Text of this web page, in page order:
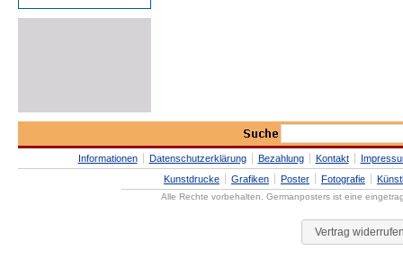
Informationen Datenschutzerklärung Bezahlung Kontakt
Kunstdrucke
Grafiken Poster Fotografie
Alle Rechte vorbehalten. Germanposters ist eine
Vertrag